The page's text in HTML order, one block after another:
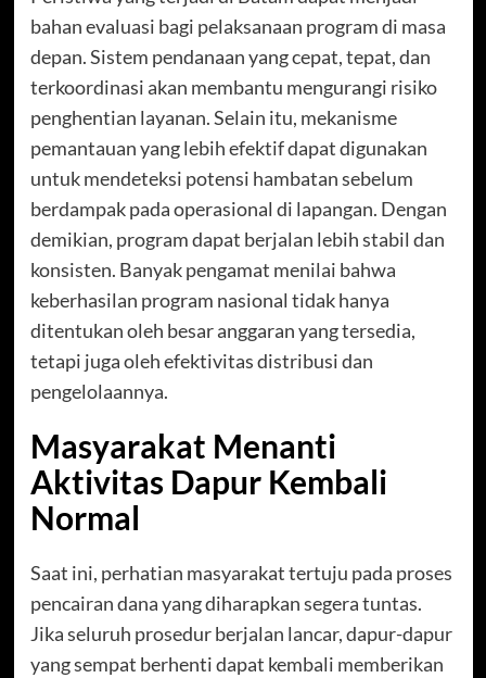
bahan evaluasi bagi pelaksanaan program di masa
depan. Sistem pendanaan yang cepat, tepat, dan
terkoordinasi akan membantu mengurangi risiko
penghentian layanan. Selain itu, mekanisme
pemantauan yang lebih efektif dapat digunakan
untuk mendeteksi potensi hambatan sebelum
berdampak pada operasional di lapangan. Dengan
demikian, program dapat berjalan lebih stabil dan
konsisten. Banyak pengamat menilai bahwa
keberhasilan program nasional tidak hanya
ditentukan oleh besar anggaran yang tersedia,
tetapi juga oleh efektivitas distribusi dan
pengelolaannya.
Masyarakat Menanti
Aktivitas Dapur Kembali
Normal
Saat ini, perhatian masyarakat tertuju pada proses
pencairan dana yang diharapkan segera tuntas.
Jika seluruh prosedur berjalan lancar, dapur-dapur
yang sempat berhenti dapat kembali memberikan